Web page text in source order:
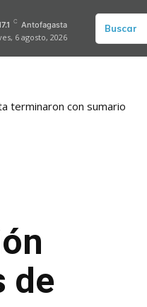
C Antofagasta
6 agosto, 2026
Buscar
terminaron con sumario
de